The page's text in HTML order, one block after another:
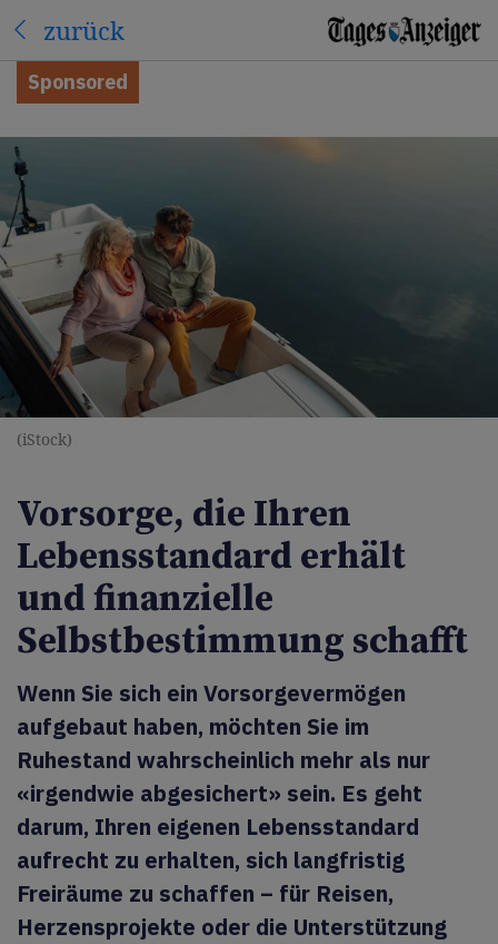
zurück
Sponsored
(iStock)
Vorsorge, die Ihren
Lebensstandard erhält
und finanzielle
Selbstbestimmung schafft
Wenn Sie sich ein Vorsorgevermögen
aufgebaut haben, möchten Sie im
Ruhestand wahrscheinlich mehr als nur
«irgendwie abgesichert» sein. Es geht
darum, Ihren eigenen Lebensstandard
aufrecht zu erhalten, sich langfristig
Freiräume zu schaffen – für Reisen,
Herzensprojekte oder die Unterstützung